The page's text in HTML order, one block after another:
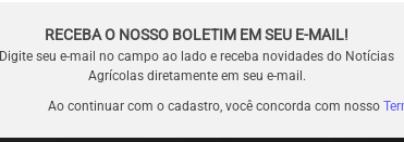
RECEBA O NOSSO BOLETIM EM SEU E-MAIL!
Digite seu e-mail no campo ao lado e receba novidades do Notícias
Agrícolas diretamente em seu e-mail.
Ao continuar com o cadastro, você concorda com nosso